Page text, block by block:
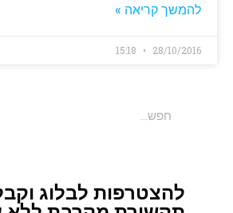
להמשך קריאה »
28/10/2016
להצטרפות לבלוג